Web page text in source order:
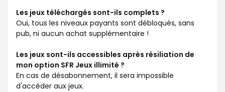
Les jeux téléchargés sont-ils complets ?
Oui, tous les niveaux payants sont débloqués, sans
pub, ni aucun achat supplémentaire !
Les jeux sont-ils accessibles après résiliation de
mon option SFR Jeux illimité ?
En cas de désabonnement, il sera impossible
d'accéder aux jeux.